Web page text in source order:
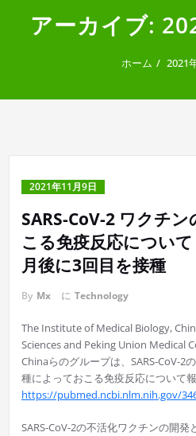
アーカイブ:
ホーム 2021
2021年11月9日
SARS-CoV-2 ワクチ
こる免疫反応につい
月後に3回目を接種
By Mx に Technology
The Institute of Medical Biology,
Sciences and Peking Union Medical
Chinaらのグループは、SARS-CoV-2
種によっておこる免疫反応について報
https://pubmed.ncbi.nlm.nih.gov/
SARS-CoV-2の不活化ワクチンの開